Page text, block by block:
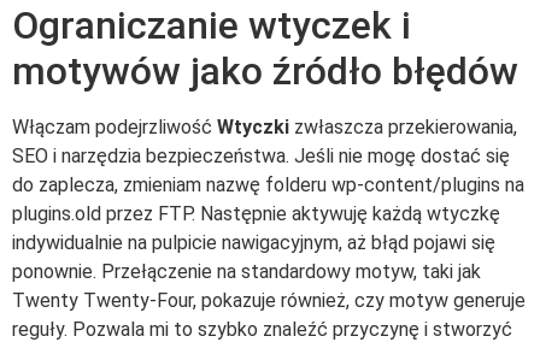
Ograniczanie wtyczek i
motywów jako źródło błędów
Włączam podejrzliwość Wtyczki zwłaszcza przekierowania,
SEO i narzędzia bezpieczeństwa. Jeśli nie mogę dostać się
do zaplecza, zmieniam nazwę folderu wp-content/plugins na
plugins.old przez FTP. Następnie aktywuję każdą wtyczkę
indywidualnie na pulpicie nawigacyjnym, aż błąd pojawi się
ponownie. Przełączenie na standardowy motyw, taki jak
Twenty Twenty-Four, pokazuje również, czy motyw generuje
reguły. Pozwala mi to szybko znaleźć przyczynę i stworzyć